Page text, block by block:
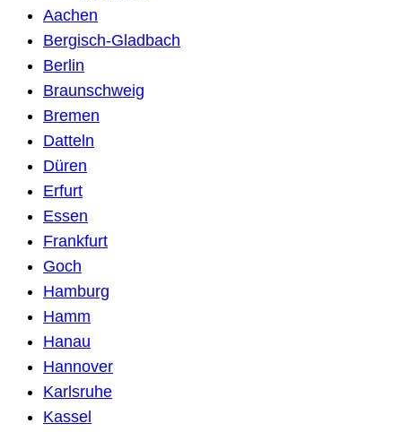
Aachen
Bergisch-Gladbach
Berlin
Braunschweig
Bremen
Datteln
Düren
Erfurt
Essen
Frankfurt
Goch
Hamburg
Hamm
Hanau
Hannover
Karlsruhe
Kassel